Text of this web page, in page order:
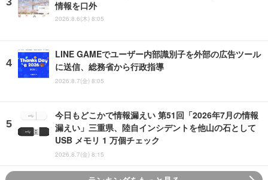
情報を口外
2026.8.6(木) 8:05
LINE GAMEでユーザー内部識別子を外部の広告ツール
に送信、総務省から行政指導
2026.8.7(金) 8:05
今日もどこかで情報漏えい 第51回「2026年7月の情報
漏えい」三重県、陸自インシデントを他山の石として
USB メモリ 1 万個チェック
2026.8.7(金) 8:15